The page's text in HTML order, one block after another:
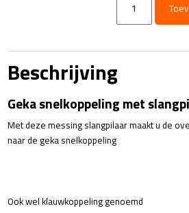
snelkoppeling
-
pilaar
Beschrijving
Geka snelkoppeling met
Met deze messing slangpilaar maakt u de
naar de geka snelkoppeling
Ook wel klauwkoppeling genoemd